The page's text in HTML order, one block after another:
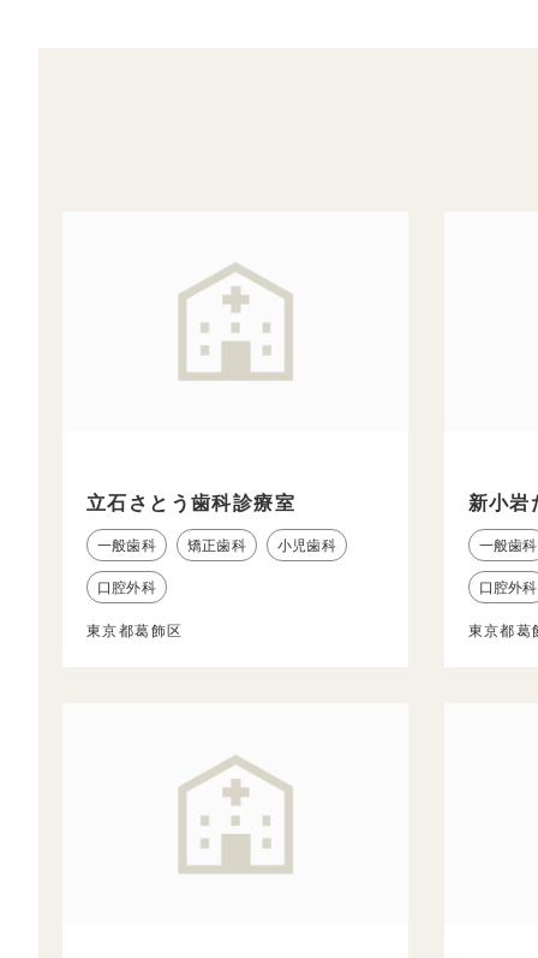
立石さとう歯科診療室
一般歯科 矯正歯科 小児歯科
口腔外科
東京都葛飾区
新小岩
一般歯科
口腔外科
東京都葛